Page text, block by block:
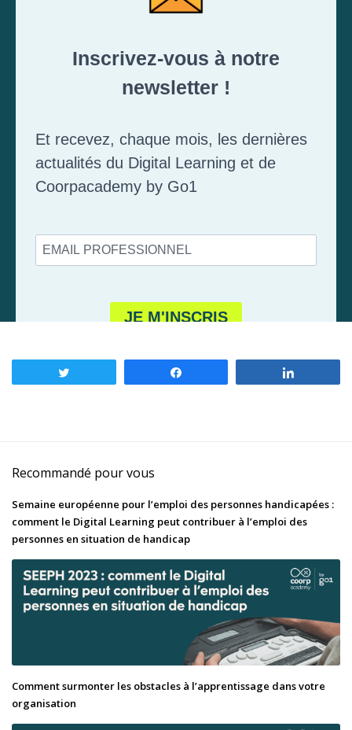
Recommandé pour vous
Semaine européenne pour l’emploi des personnes handicapées :
comment le Digital Learning peut contribuer à l’emploi des
personnes en situation de handicap
Comment surmonter les obstacles à l’apprentissage dans votre
organisation